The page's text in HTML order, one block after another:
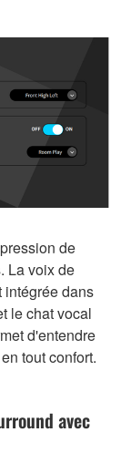
de
La voix de
intégrée dans
le chat vocal
d'entendre
tout confort.
avec